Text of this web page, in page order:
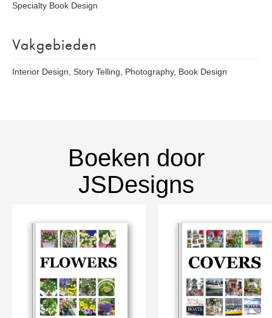
Specialty Book Design
Vakgebieden
Interior Design, Story Telling, Photography, Book Design
Boeken door
JSDesigns